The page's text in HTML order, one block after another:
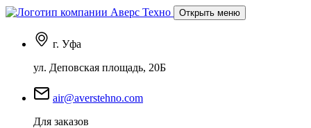
Открыть меню
г. Уфа
ул. Деповская площадь, 20Б
air@averstehno.com
Для заказов